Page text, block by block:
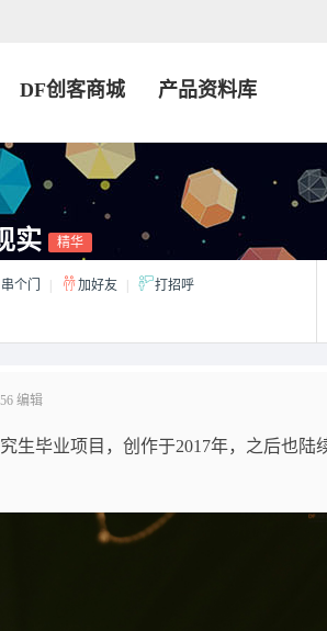
DF创客商城 产品资料库
实 精华
串个门 加好友 打招呼
编辑
究生毕业项目，创作于2017年，之后也陆